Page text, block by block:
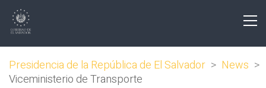
Presidencia de la República de El Salvador > News >
Viceministerio de Transporte